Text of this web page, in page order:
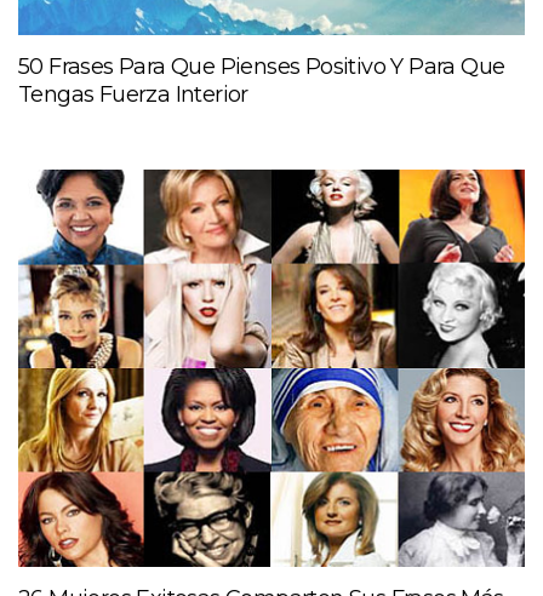
50 Frases Para Que Pienses Positivo Y Para Que
Tengas Fuerza Interior